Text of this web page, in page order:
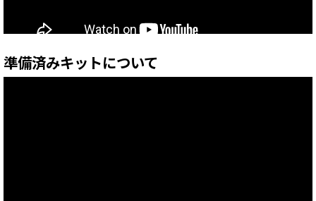
準備済みキットについて